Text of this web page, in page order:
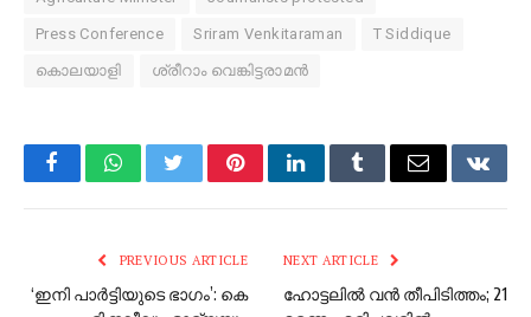
Press Conference Sriram Venkitaraman T Siddique
കൊലയാളി ശ്രീറാം വെങ്കിട്ടരാമന്‍
FacebookWhatsAppTwitterPinterestLinkedInTumblrEmail
PREVIOUS ARTICLE
‘ഇനി പാർട്ടിയുടെ ഭാഗം’: കെ
NEXT ARTICLE
ഹോട്ടലിൽ വൻ തീപിടിത്തം; 21